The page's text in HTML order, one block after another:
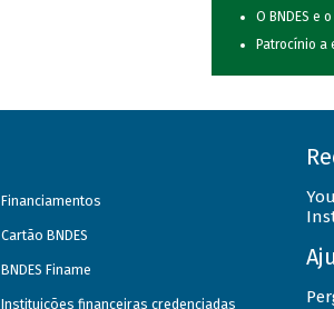
O BNDES e
Patrocínio a
Financiamentos
Cartão BNDES
BNDES Finame
Instituições financeiras credenciadas